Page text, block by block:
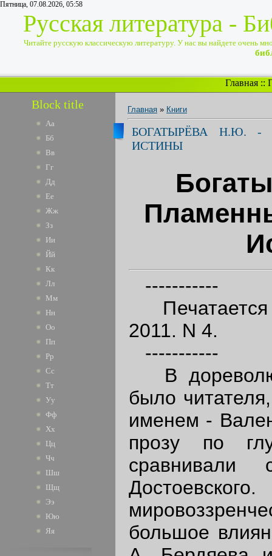
Пятница, 07.08.2026, 05:58
Русская литература -
Читайте русскую классическую литературу. У нас вы найдете очень
Главная ::
Block title
Аа
Бб
Вв
Гг
Дд
Ее
Жж
Зз
Ии
Йй
Кк
Лл
Мм
Нн
Оо
Пп
Рр
Сс
Тт
Уу
Фф
Хх
Цц
Чч
Шш
Щщ
Ээ
Юю
Яя
Главная » Книги
БОГАТЫРЁВА Н.Ю. -
ИСТИНЫ
-----------
Печатается
2011. N 4.
-----------
В
было
именем -
прозу по
большое